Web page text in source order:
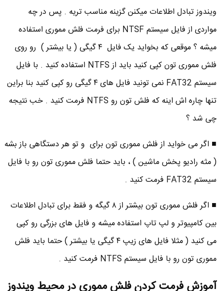
ویندوز تبادل اطلاعات میکنن گزینه مناسب تریه . پس در چه
مواردی از فایل سیستم NTSF برای فرمت فلش مموری استفاده
میشه ؟ موقعی که بخواید یک فایل ۴ گیگی ( یا بیشتر ) رو روی
فلش مموری تون کپی کنید باید از NTFS استفاده کنید . با فایل
سیستم FAT32 نمی تونید فایل های ۴ گیگی رو کپی کنید بنا براین
تنها چاره اش اینه که فلش تون رو NTFS فرمت کنید . خب نتیجه
چی شد ؟
■ اگر می خواید از فلش مموری تون برای و تو هر دستگاهی باز بشه
( مثه رادیو پخش ماشین ) ، باید حتما فلش مموری تون رو با فایل
سیستم FAT32 فرمت کنید .
■ اگر فلش مموری تون بیشتر از ۸ گیگه و فقط برای تبادل اطلاعات
بین کامپیوتر و لپ تاپ استفاده میشه و فایل های بزرگی رو کپی
می کنید ( مثلا فایل های زیپ ۴ گیگی یا بیشتر ) حتما باید فلش
مموری تون رو با فایل سیستم NTFS فرمت کنید .
آموزش فرمت کردن فلش مموری در محیط ویندوز